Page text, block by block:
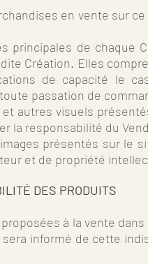
en vente sur
principales de chaque
Création. Elles
de capacité le
passation de
autres visuels
la responsabilité du
présentés sur le
et de propriété
DES PRODUITS
à la vente
sera informé de cette